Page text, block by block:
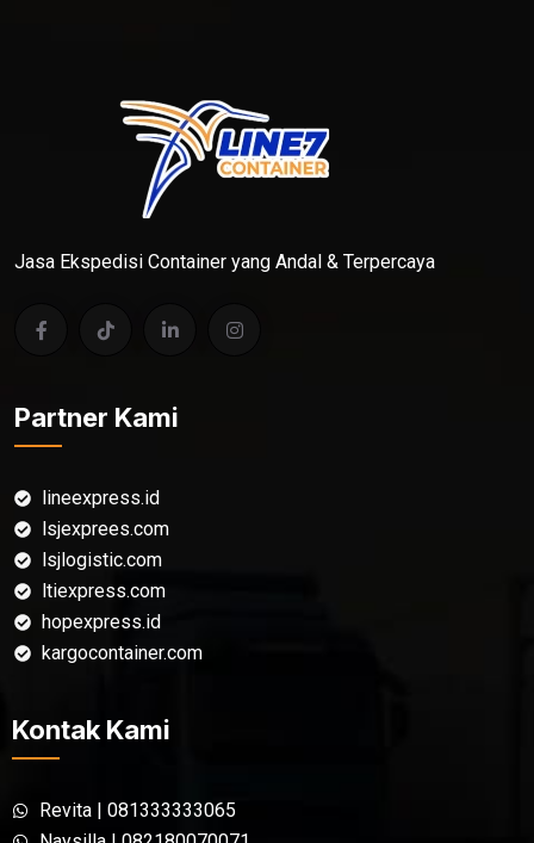
Jasa Ekspedisi Container yang Andal & Terpercaya
Partner Kami
lineexpress.id
lsjexprees.com
lsjlogistic.com
ltiexpress.com
hopexpress.id
kargocontainer.com
Kontak Kami
Revita | 081333333065